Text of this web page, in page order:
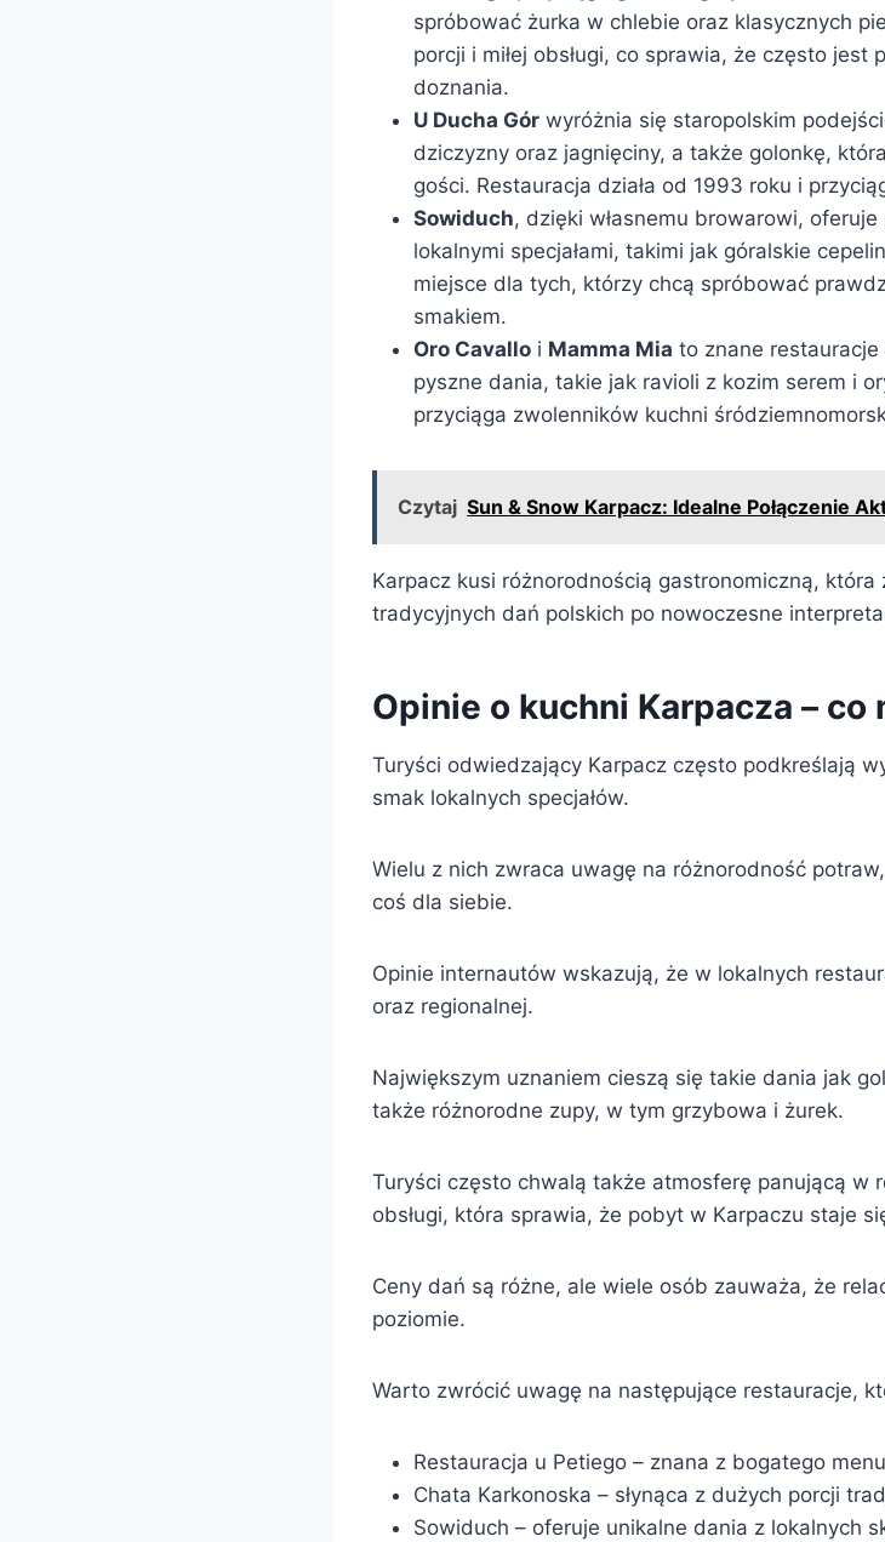
spróbować żurka w chlebie oraz klasycznych
porcji i miłej obsługi, co sprawia, że często
doznania.
U Ducha Gór wyróżnia się staropolskim
dziczyzny oraz jagnięciny, a także golonkę,
gości. Restauracja działa od 1993 roku i
Sowiduch, dzięki własnemu browarowi,
lokalnymi specjałami, takimi jak góralskie
miejsce dla tych, którzy chcą spróbować
smakiem.
Oro Cavallo i Mamma Mia to znane restauracje
pyszne dania, takie jak ravioli z kozim serem i
przyciąga zwolenników kuchni
Czytaj Sun & Snow Karpacz: Idealne Połączenie
Karpacz kusi różnorodnością gastronomiczną,
tradycyjnych dań polskich po nowoczesne
Opinie o kuchni Karpacza –
Turyści odwiedzający Karpacz często podkreślają
smak lokalnych specjałów.
Wielu z nich zwraca uwagę na różnorodność
coś dla siebie.
Opinie internautów wskazują, że w lokalnych
oraz regionalnej.
Największym uznaniem cieszą się takie dania jak
także różnorodne zupy, w tym grzybowa i żurek.
Turyści często chwalą także atmosferę panującą w
obsługi, która sprawia, że pobyt w Karpaczu staje
Ceny dań są różne, ale wiele osób zauważa, że
poziomie.
Warto zwrócić uwagę na następujące restauracje,
Restauracja u Petiego – znana z bogatego
Chata Karkonoska – słynąca z dużych porcji
Sowiduch – oferuje unikalne dania z lokalnych